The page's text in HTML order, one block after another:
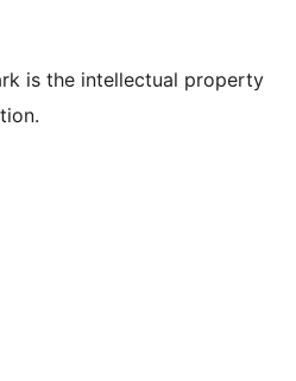
is the intellectual property